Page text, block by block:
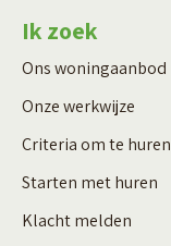
Ik zoek
Ons woningaanbod
Onze werkwijze
Criteria om te huren
Starten met huren
Klacht melden